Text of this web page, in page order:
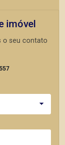
imóvel
o seu contato